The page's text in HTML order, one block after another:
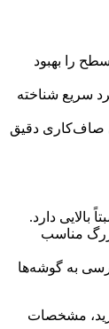
کیفیت سطح را بهبود
سریع شناخته
برای صاف‌کاری دقیق
مناسب
مدل 9032 در دسترسی به گوشه‌ها
مشخصات